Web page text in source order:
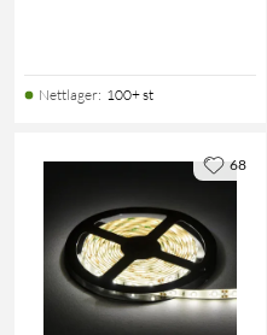
Nettlager: 100+ st
68